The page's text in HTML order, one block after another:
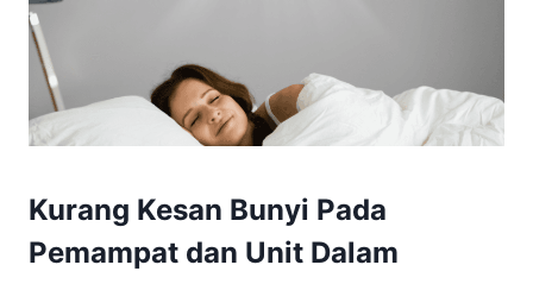
Kurang Kesan Bunyi Pada
Pemampat dan Unit Dalam